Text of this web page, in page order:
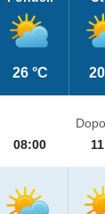
26 °C
08:00